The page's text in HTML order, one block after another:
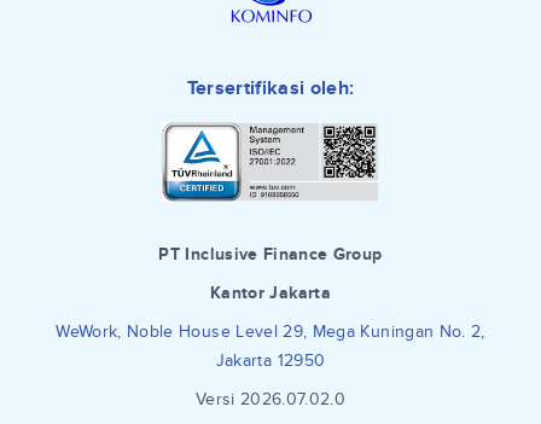
Tersertifikasi oleh:
PT Inclusive Finance Group
Kantor Jakarta
WeWork, Noble House Level 29, Mega Kuningan No. 2,
Jakarta 12950
Versi 2026.07.02.0